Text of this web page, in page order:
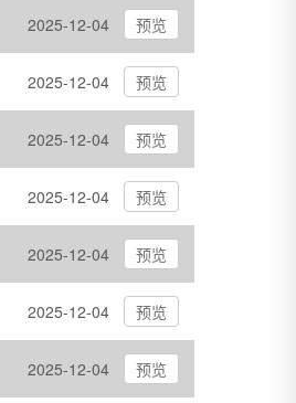
2025-12-04 预览
2025-12-04 预览
2025-12-04 预览
2025-12-04 预览
2025-12-04 预览
2025-12-04 预览
2025-12-04 预览